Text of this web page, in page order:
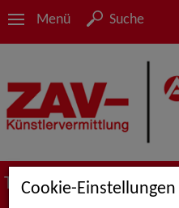
Menü Suche
Termine
Cookie-Einstellungen